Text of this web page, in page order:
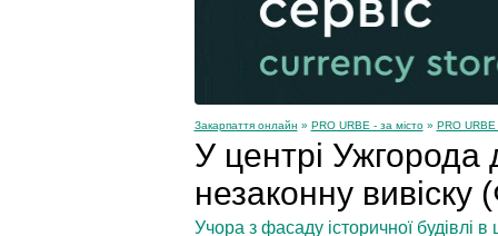
Закарпаття онлайн » PRO URBE - за місто» PRO URBE
У центрі
незаконну
Учора з фасаду історичної будівлі